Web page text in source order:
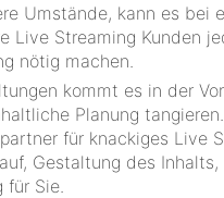
Umstände, kann es bei
Live Streaming Kunden
nötig machen.
kommt es in der
Planung
für knackiges Live
Gestaltung des
Sie.